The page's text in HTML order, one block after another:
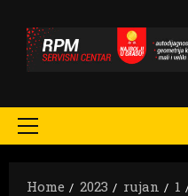
Primary
Home
2023 rujan
1